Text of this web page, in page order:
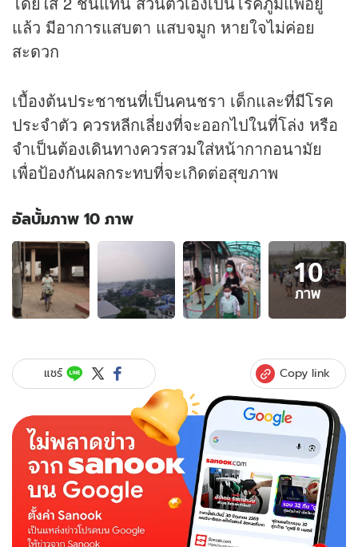
แล้ว มีอาการแสบตา แสบจมูก หายใจไม่ค่อย
สะดวก
เบื้องต้นประชาชนที่เป็นคนชรา เด็กและที่มีโรค
ประจำตัว ควรหลีกเลี่ยงที่จะออกไปในที่โล่ง หรือ
จำเป็นต้องเดินทางควรสวมใส่หน้ากากอนามัย
เพื่อป้องกันผลกระทบที่จะเกิดต่อสุขภาพ
อัลบั้มภาพ 10 ภาพ
อัลบั้ม
ภาพ
10
ภาพ
ของ
2.5"
แผ่
นนทบุรี
หนัก
"บางกรวย-
ปากเกร็ด"
ค่อน
ข้าง
หนา
หวั่น
10
ภาพ
แชร์ Copy link